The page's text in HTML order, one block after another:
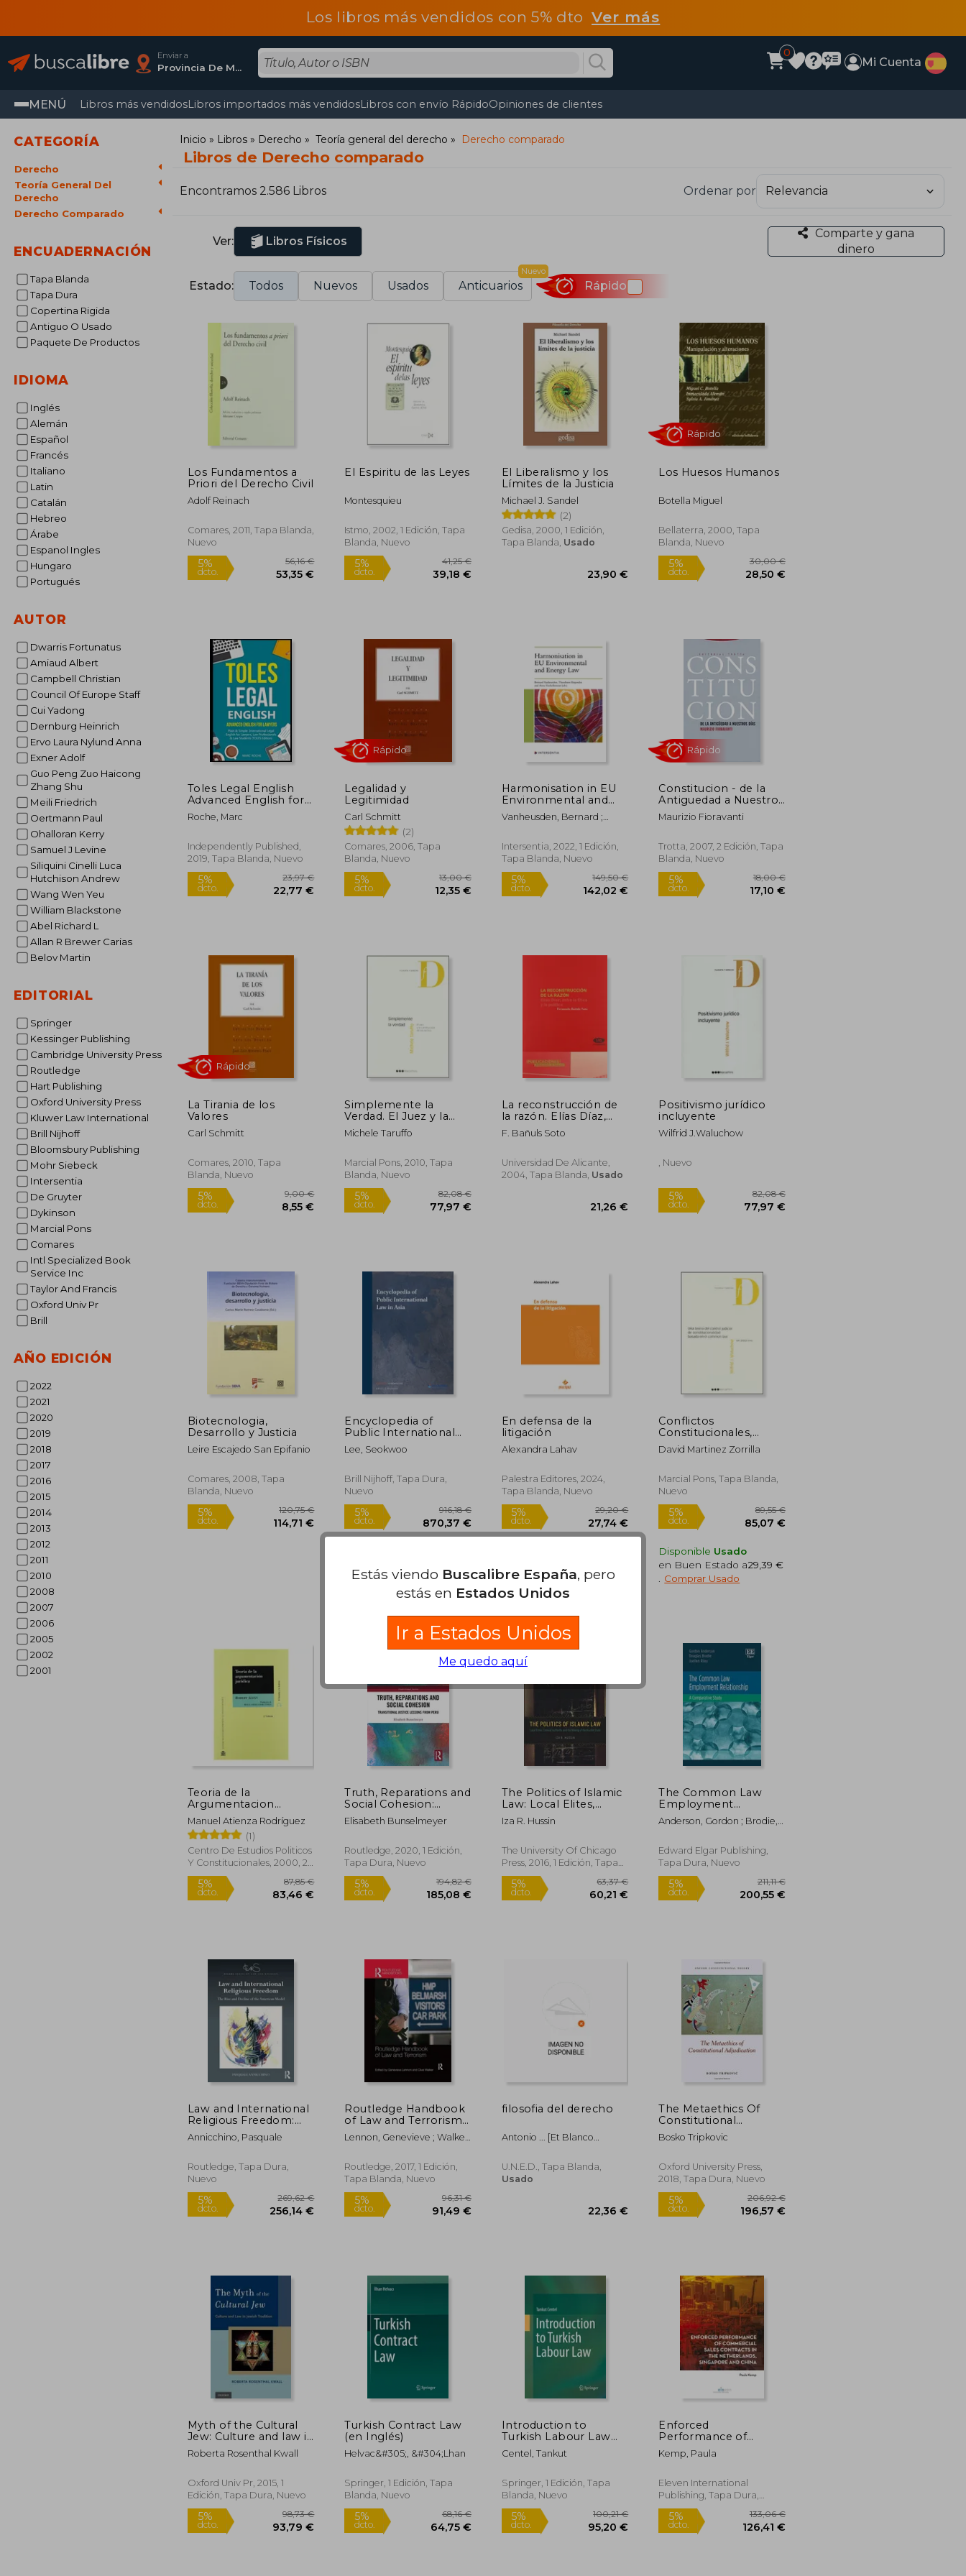
Los libros más vendidos con 5% dtoVer más
Enviar a
Provincia De Madrid
0
Mi Cuenta
MENÚ Libros más vendidosLibros importados más vendidosLibros con envío RápidoOpiniones de clientes
CATEGORÍA
Derecho
Teoría General Del
Derecho
Derecho Comparado
ENCUADERNACIÓN
Tapa Blanda
Tapa Dura
Copertina Rigida
Antiguo O Usado
Paquete De Productos
IDIOMA
Inglés
Alemán
Español
Francés
Italiano
Latin
Catalán
Hebreo
Árabe
Espanol Ingles
Hungaro
Portugués
AUTOR
Dwarris Fortunatus
Amiaud Albert
Campbell Christian
Council Of Europe Staff
Cui Yadong
Dernburg Heinrich
Ervo Laura Nylund Anna
Exner Adolf
Guo Peng Zuo Haicong
Zhang Shu
Meili Friedrich
Oertmann Paul
Ohalloran Kerry
Samuel J Levine
Siliquini Cinelli Luca
Hutchison Andrew
Wang Wen Yeu
William Blackstone
Abel Richard L
Allan R Brewer Carias
Belov Martin
EDITORIAL
Springer
Kessinger Publishing
Cambridge University Press
Routledge
Hart Publishing
Oxford University Press
Kluwer Law International
Brill Nijhoff
Bloomsbury Publishing
Mohr Siebeck
Intersentia
De Gruyter
Dykinson
Marcial Pons
Comares
Intl Specialized Book
Service Inc
Taylor And Francis
Oxford Univ Pr
Brill
AÑO EDICIÓN
2022
2021
2020
2019
2018
2017
2016
2015
2014
2013
2012
2011
2010
2008
2007
2006
2005
2002
2001
Inicio Libros Derecho Teoría general del derecho Derecho comparado
Libros de Derecho comparado
Encontramos 2.586 Libros Ordenar por
Ver: Libros Físicos
Comparte y gana
dinero
Estado: Todos Nuevos Usados Anticuarios
Nuevo
Rápido
Los Fundamentos a
Priori del Derecho Civil
Adolf Reinach
Comares, 2011, Tapa Blanda,
Nuevo
El Espiritu de las Leyes
Montesquieu
Istmo, 2002, 1 Edición, Tapa
Blanda, Nuevo
El Liberalismo y los
Límites de la Justicia
Michael J. Sandel
(2)
Gedisa, 2000, 1 Edición,
Tapa Blanda, Usado
23,90 €
Los Huesos Humanos
Botella Miguel
Bellaterra, 2000, Tapa
Blanda, Nuevo
Toles Legal English
Advanced English for
Lawyers, Plain Simple
International Legal
law Professionals law
Students Toles Edition
Inglés)
Roche, Marc
Independently Published,
2019, Tapa Blanda, Nuevo
Legalidad y
Legitimidad
Carl Schmitt
(2)
Comares, 2006, Tapa
Blanda, Nuevo
Harmonisation in EU
Environmental and
Energy Law (en
Inglés)
Vanheusden, Bernard ;
Vanhellemont, Anna
Intersentia, 2022, 1 Edición,
Tapa Blanda, Nuevo
dcto.
Constitucion - de la
Antiguedad a Nuestros
Dias
Maurizio Fioravanti
Trotta, 2007, 2 Edición, Tapa
Blanda, Nuevo
5%
dcto.
La Tirania de los
Valores
Carl Schmitt
Comares, 2010, Tapa
Blanda, Nuevo
5%
dcto.
Simplemente la
Verdad. El Juez y la
Construcción de los
Hechos (r) (2010)
Michele Taruffo
Marcial Pons, 2010, Tapa
Blanda, Nuevo
La reconstrucción de
la razón. Elías Díaz,
entre la ética y la
política
F. Bañuls Soto
Universidad De Alicante,
2004, Tapa Blanda, Usado
21,26 €
Positivismo jurídico
incluyente
Wilfrid J.waluchow
, Nuevo
dcto.
Biotecnologia,
Desarrollo y Justicia
Leire Escajedo San Epifanio
Comares, 2008, Tapa
Blanda, Nuevo
5%
114,71 €
Encyclopedia of
Public International
Law in Asia (3 Vols) (en
Inglés)
Lee, Seokwoo
Brill Nijhoff, Tapa Dura,
Nuevo
dcto. 870,37 €
En defensa de la
litigación
Alexandra Lahav
Palestra Editores, 2024,
Tapa Blanda, Nuevo
29,20 €
27,74 €
Conflictos
Constitucionales,
Ponderación e
Indeterminación
David Martinez Zorrilla
Marcial Pons, Tapa Blanda,
Nuevo
5%
dcto.
Disponible Usado
en Buen Estado a29,39 €
Comprar Usado
Teoria de la
Argumentacion
Juridica
Manuel Atienza Rodríguez
(1)
Centro De Estudios Politicos
Y Constitucionales, 2000, 2
Edición, Tapa Blanda,
Nuevo
dcto. 83,46 €
Truth, Reparations and
Social Cohesion:
Transitional Justice
Lessons From Peru
Elisabeth Bunselmeyer
Routledge, 2020, 1 Edición,
Tapa Dura, Nuevo
dcto. 185,08 €
The Politics of Islamic
Law: Local Elites,
Colonial Authority, and
the Making of the
Inglés)
Iza R. Hussin
The University Of Chicago
Press, 2016, 1 Edición, Tapa
Blanda, Nuevo
dcto. 60,21 €
The Common Law
Employment
Relationship: A
Comparative Study (en
Anderson, Gordon ; Brodie,
Edward Elgar Publishing,
Tapa Dura, Nuevo
dcto.
Law and International
Religious Freedom:
The Rise and Decline
of the American
Annicchino, Pasquale
Routledge, Tapa Dura,
Nuevo
5%
dcto.
269,62 €
256,14 €
Routledge Handbook
of Law and Terrorism
(en Inglés)
Lennon, Genevieve ; Walker,
Routledge, 2017, 1 Edición,
Tapa Blanda, Nuevo
5%
dcto.
96,31 €
91,49 €
filosofia del derecho
Antonio ... [et Blanco
U.n.e.d., Tapa Blanda,
Usado
22,36 €
The Metaethics Of
Constitutional
Adjudication (oxford
Constitutional Theory)
Bosko Tripkovic
Oxford University Press,
2018, Tapa Dura, Nuevo
5%
Myth of the Cultural
Jew: Culture and law in
Jewish Tradition (en
Inglés)
Roberta Rosenthal Kwall
Oxford Univ Pr, 2015, 1
Edición, Tapa Dura, Nuevo
Turkish Contract Law
(en Inglés)
Helvac&#305;, &#304;lhan
Springer, 1 Edición, Tapa
Blanda, Nuevo
Introduction to
Turkish Labour Law
(en Inglés)
Centel, Tankut
Springer, 1 Edición, Tapa
Blanda, Nuevo
Enforced
Performance of
Commercial Sales
Contracts in the
Singapore and China
(en Inglés)
Kemp, Paula
Eleven International
Publishing, Tapa Dura,
Nuevo
Estás viendo Buscalibre España, pero
estás en Estados Unidos
Ir a Estados Unidos
Me quedo aquí